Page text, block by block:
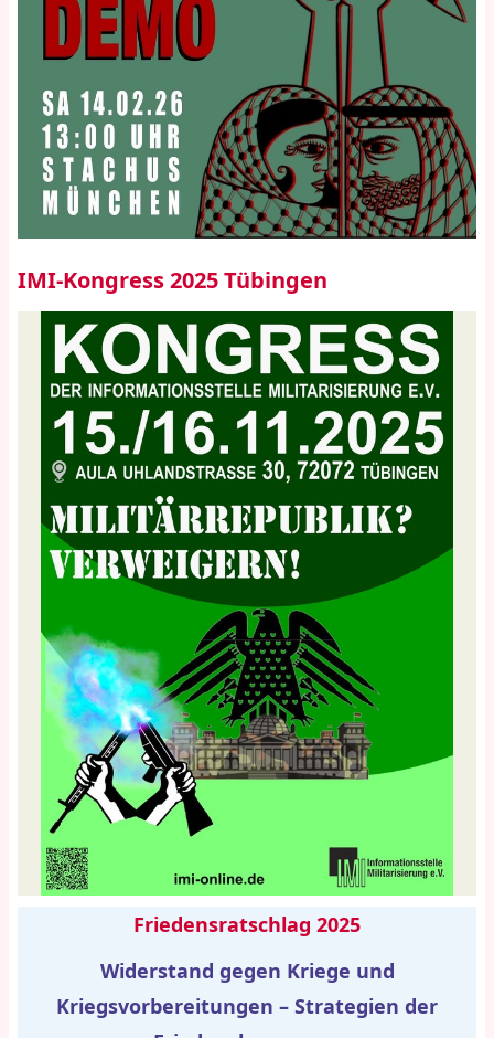
IMI-Kongress 2025 Tübingen
Friedensratschlag 2025
Widerstand gegen Kriege und
Kriegsvorbereitungen – Strategien der